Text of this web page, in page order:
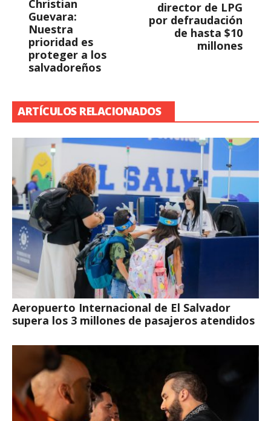
Christian
Guevara:
Nuestra
prioridad es
proteger a los
salvadoreños
director de LPG
por defraudación
de hasta $10
millones
ARTÍCULOS RELACIONADOS
Aeropuerto Internacional de El Salvador
supera los 3 millones de pasajeros atendidos